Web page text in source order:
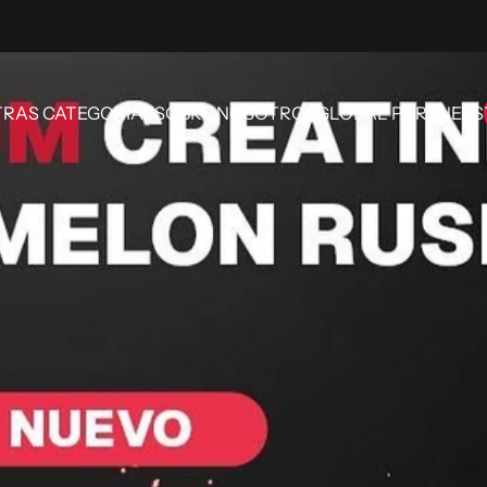
CATEGORÍAS
OTRAS CATEGORÍAS
SOBRE NOSOTROS
SOBRE NOSOTROS
GLOBAL PARTNERS